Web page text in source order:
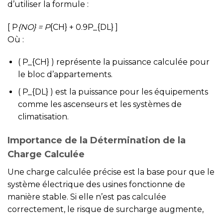
d’utiliser la formule :
[ P{NO} = P{CH} + 0.9P_{DL} ]
Où :
( P_{CH} ) représente la puissance calculée pour
le bloc d’appartements.
( P_{DL} ) est la puissance pour les équipements
comme les ascenseurs et les systèmes de
climatisation.
Importance de la Détermination de la
Charge Calculée
Une charge calculée précise est la base pour que le
système électrique des usines fonctionne de
manière stable. Si elle n’est pas calculée
correctement, le risque de surcharge augmente,